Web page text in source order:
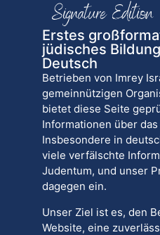
Erstes
jüdisches
Deutsch
Betrieben von Imrey
gemeinnützigen
bietet diese Seite
Informationen über
Insbesondere in
viele verfälschte
Judentum, und unser
dagegen ein.
Unser Ziel ist es, den
Website, eine